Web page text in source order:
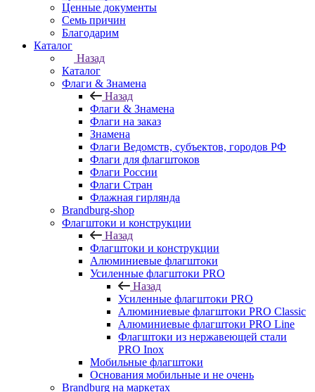
Ценные документы
Семь причин
Благодарим
Каталог
Назад
Каталог
Флаги & Знамена
Назад
Флаги & Знамена
Флаги на заказ
Знамена
Флаги Ведомств, субъектов, городов РФ
Флаги для флагштоков
Флаги России
Флаги Стран
Флажная гирлянда
Brandburg-shop
Флагштоки и конструкции
Назад
Флагштоки и конструкции
Алюминиевые флагштоки
Усиленные флагштоки PRO
Назад
Усиленные флагштоки PRO
Алюминиевые флагштоки PRO Classic
Алюминиевые флагштоки PRO Line
Флагштоки из нержавеющей стали
PRO Inox
Мобильные флагштоки
Основания мобильные и не очень
Brandburg на маркетах